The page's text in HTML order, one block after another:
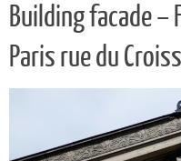
Building facade –
Paris rue du